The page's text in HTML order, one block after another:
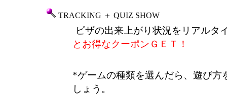
TRACKING ＋ QUIZ SHOW
ピザの出来上がり状況をリアルタ
とお得なクーポンＧＥＴ！
*ゲームの種類を選んだら、遊び方
しょう。